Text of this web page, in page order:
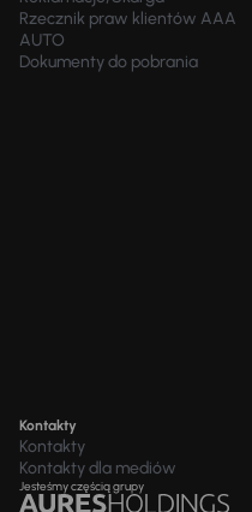
Rzecznik praw klientów AAA
AUTO
Dokumenty do pobrania
Kontakty
Kontakty
Kontakty dla mediów
Jesteśmy częścią grupy